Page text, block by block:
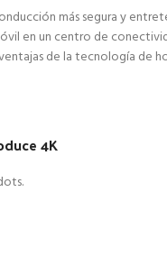
más segura y
en un centro de
de la tecnología de
4K